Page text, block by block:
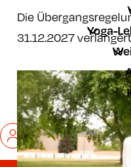
Yoga-
Mein BDYoga
Kontakt
Die
31.12.2027